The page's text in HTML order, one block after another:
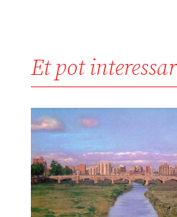
Et pot interessar